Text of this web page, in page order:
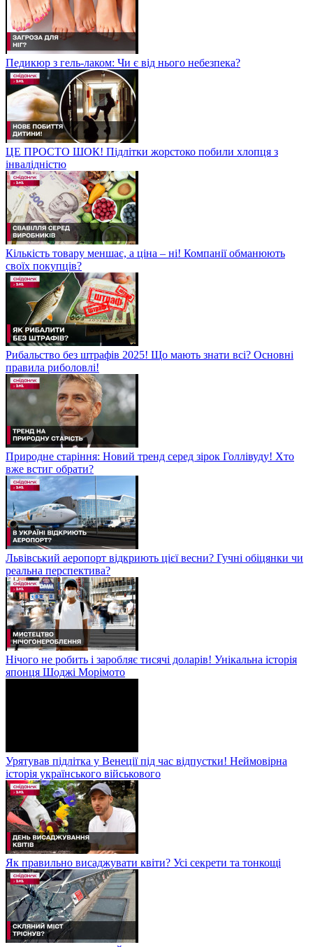
Педикюр з гель-лаком: Чи є від нього небезпека?
ЦЕ ПРОСТО ШОК! Підлітки жорстоко побили хлопця з
інвалідністю
Кількість товару меншає, а ціна – ні! Компанії обманюють
своїх покупців?
Рибальство без штрафів 2025! Що мають знати всі? Основні
правила риболовлі!
Природне старіння: Новий тренд серед зірок Голлівуду! Хто
вже встиг обрати?
Львівський аеропорт відкриють цієї весни? Гучні обіцянки чи
реальна перспектива?
Нічого не робить і заробляє тисячі доларів! Унікальна історія
японця Шоджі Морімото
Урятував підлітка у Венеції під час відпустки! Неймовірна
історія українського військового
Як правильно висаджувати квіти? Усі секрети та тонкощі